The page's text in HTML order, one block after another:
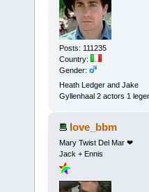
Posts: 111235
Country:
Gender:
Heath Ledger and Jake
Gyllenhaal 2 actors 1
love_bbm
Mary Twist Del Mar ❤
Jack + Ennis